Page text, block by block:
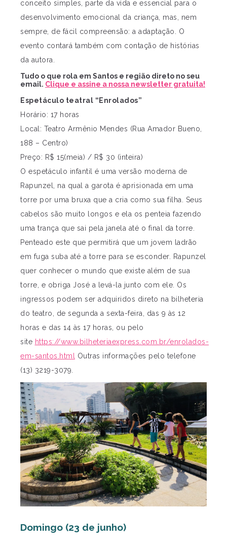
conceito simples, parte da vida e essencial para o
desenvolvimento emocional da criança, mas, nem
sempre, de fácil compreensão: a adaptação. O
evento contará também com contação de histórias
da autora.
Tudo o que rola em Santos e região direto no seu
email. Clique e assine a nossa newsletter gratuita!
Espetáculo teatral “Enrolados”
Horário: 17 horas
Local: Teatro Armênio Mendes (Rua Amador Bueno,
188 – Centro)
Preço: R$ 15(meia) / R$ 30 (inteira)
O espetáculo infantil é uma versão moderna de
Rapunzel, na qual a garota é aprisionada em uma
torre por uma bruxa que a cria como sua filha. Seus
cabelos são muito longos e ela os penteia fazendo
uma trança que sai pela janela até o final da torre.
Penteado este que permitirá que um jovem ladrão
em fuga suba até a torre para se esconder. Rapunzel
quer conhecer o mundo que existe além de sua
torre, e obriga José a levá-la junto com ele. Os
ingressos podem ser adquiridos direto na bilheteria
do teatro, de segunda a sexta-feira, das 9 às 12
horas e das 14 às 17 horas, ou pelo
site https://www.bilheteriaexpress.com.br/enrolados-
em-santos.html
Outras informações pelo telefone
(13) 3219-3079.
Domingo (23 de junho)